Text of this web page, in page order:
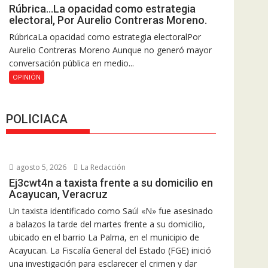
Rúbrica…La opacidad como estrategia
electoral, Por Aurelio Contreras Moreno.
RúbricaLa opacidad como estrategia electoralPor
Aurelio Contreras Moreno Aunque no generó mayor
conversación pública en medio...
OPINIÓN
POLICIACA
agosto 5, 2026 La Redacción
Ej3cwt4n a taxista frente a su domicilio en
Acayucan, Veracruz
Un taxista identificado como Saúl «N» fue asesinado
a balazos la tarde del martes frente a su domicilio,
ubicado en el barrio La Palma, en el municipio de
Acayucan. La Fiscalía General del Estado (FGE) inició
una investigación para esclarecer el crimen y dar